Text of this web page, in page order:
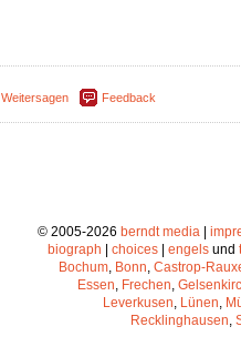
Weitersagen Feedback
© 2005-2026 berndt media|
biograph
choices engels und
Bochum, Bonn, Castrop-
Essen, Frechen,
Leverkusen, Lünen,
Recklinghausen,